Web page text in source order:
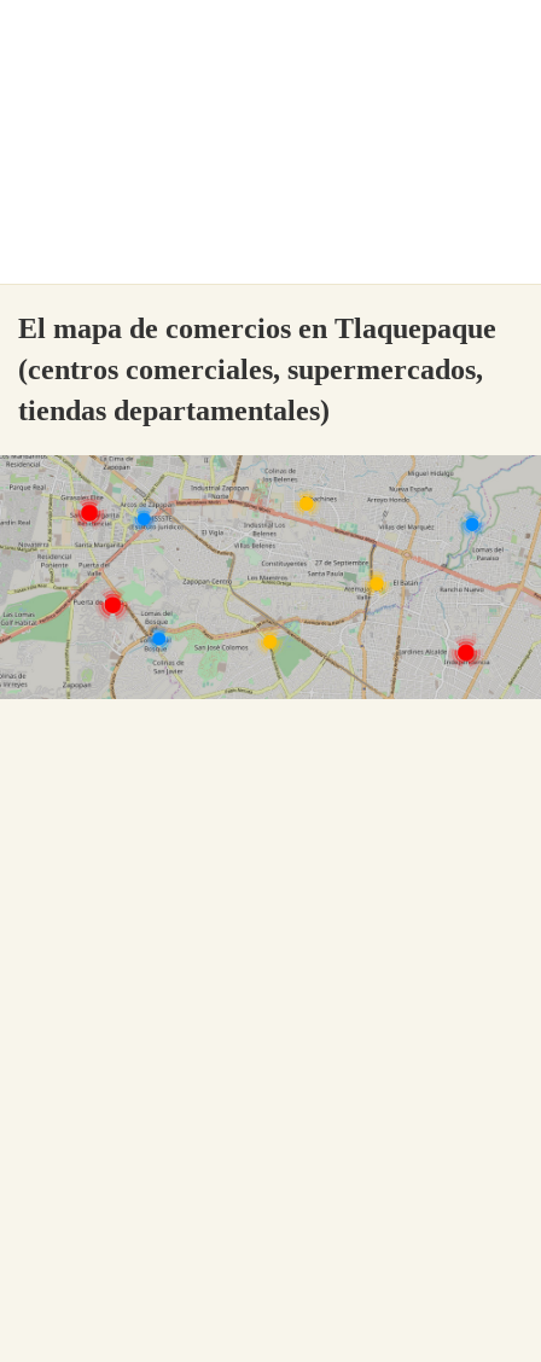
El mapa de comercios en Tlaquepaque
(centros comerciales, supermercados,
tiendas departamentales)